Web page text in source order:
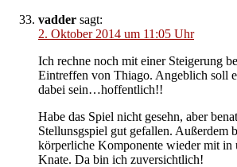
vadder sagt:
2. Oktober 2014 um 11:05 Uhr
Ich rechne noch mit einer Steigerung
Eintreffen von Thiago. Angeblich soll
dabei sein…hoffentlich!!
Habe das Spiel nicht gesehn, aber
Stellunsgspiel gut gefallen. Außerdem
körperliche Komponente wieder mit in
Knate. Da bin ich zuversichtlich!